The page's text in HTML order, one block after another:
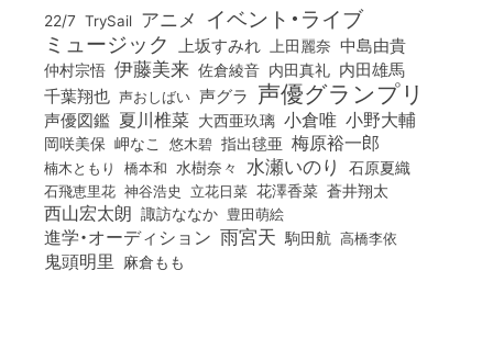
22/7 TrySail アニメ イベント・ライブ
ミュージック 上坂すみれ 上田麗奈 中島由貴
仲村宗悟 伊藤美来 佐倉綾音 内田真礼 内田雄馬
千葉翔也 声おしばい 声グラ 声優グランプリ
声優図鑑 夏川椎菜 大西亜玖璃 小倉唯 小野大輔
岡咲美保 岬なこ 悠木碧 指出毬亜 梅原裕一郎
楠木ともり 橋本和 水樹奈々 水瀬いのり 石原夏織
石飛恵里花 神谷浩史 立花日菜 花澤香菜 蒼井翔太
西山宏太朗 諏訪ななか 豊田萌絵
進学・オーディション 雨宮天 駒田航 高橋李依
鬼頭明里 麻倉もも